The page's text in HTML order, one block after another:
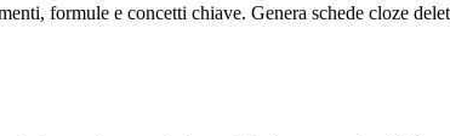
formule e concetti chiave. Genera schede cloze